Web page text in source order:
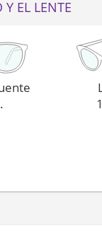
Y EL LENTE